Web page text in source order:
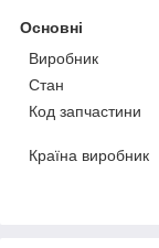
Основні
Виробник
Стан
Код запчастини
Країна виробник